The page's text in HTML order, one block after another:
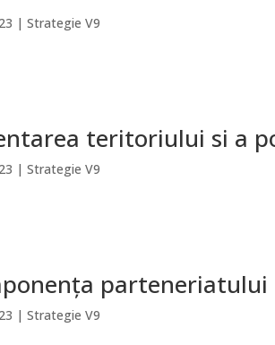
|Strategie V9
teritoriului si a
|Strategie V9
parteneriatului
|Strategie V9